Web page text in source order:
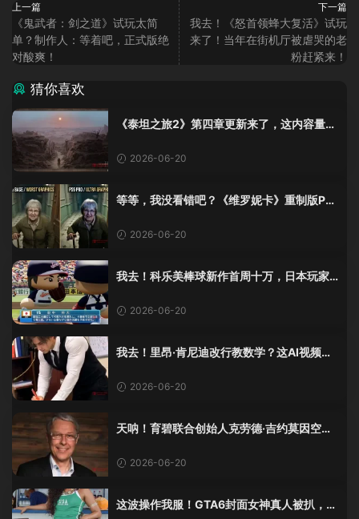
上一篇
《鬼武者：剑之道》试玩太简
单？制作人：等着吧，正式版绝
对酸爽！
下一篇
我去！《怒首领蜂大复活》试玩
来了！当年在街机厅被虐哭的老
粉赶紧来！
猜你喜欢
《泰坦之旅2》第四章更新来了，这内容量感
2026-06-20
等等，我没看错吧？《维罗妮卡》重制版PS
2026-06-20
我去！科乐美棒球新作首周十万，日本玩家
2026-06-20
我去！里昂·肯尼迪改行教数学？这AI视频全
2026-06-20
天呐！育碧联合创始人克劳德·吉约莫因空难
2026-06-20
这波操作我服！GTA6封面女神真人被扒，网